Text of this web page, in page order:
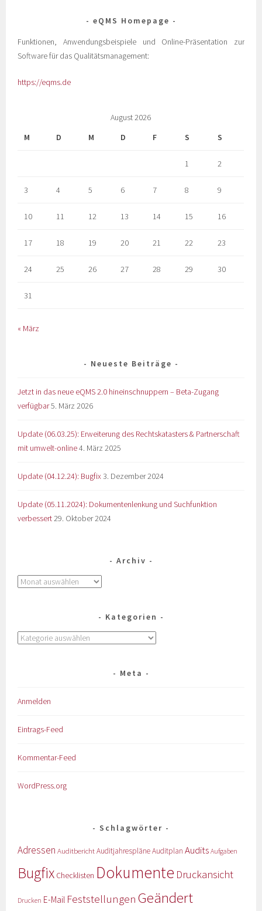
eQMS Homepage
Funktionen, Anwendungsbeispiele und Online-Präsentation zur
Software für das Qualitätsmanagement:
https://eqms.de
August 2026
M
D M D F S S
1 2
3 4 5 6 7 8 9
10 11 12 13 14 15 16
17 18 19 20 21 22 23
24 25 26 27 28 29 30
31
« März
Neueste Beiträge
Jetzt in das neue eQMS 2.0 hineinschnuppern – Beta-Zugang
verfügbar5. März 2026
Update (06.03.25): Erweiterung des Rechtskatasters & Partnerschaft
mit umwelt-online4. März 2025
Update (04.12.24): Bugfix3. Dezember 2024
Update (05.11.2024): Dokumentenlenkung und Suchfunktion
verbessert29. Oktober 2024
Archiv
Kategorien
Meta
Anmelden
Eintrags-Feed
Kommentar-Feed
WordPress.org
Schlagwörter
Adressen AuditberichtAuditjahrespläneAuditplan Audits Aufgaben
Bugfix Checklisten Dokumente Druckansicht
Drucken E-Mail Feststellungen Geändert